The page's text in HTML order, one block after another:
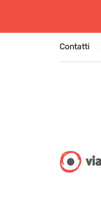
Contatti